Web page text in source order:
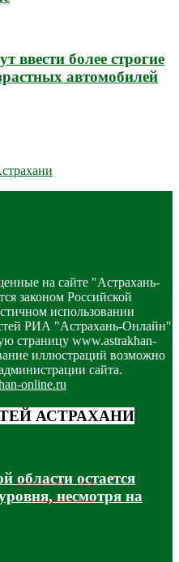
ввести более строгие
автомобилей
на сайте "Астрахань-
законом Российской
использовании
РИА "Астрахань-Онлайн"
страницу www.astrakhan-
иллюстраций возможно
сайта.
online.ru
АСТРАХАНИ
области остается
несмотря на